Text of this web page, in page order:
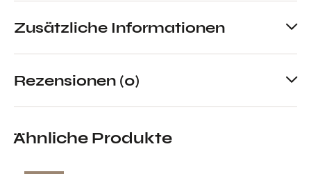
Zusätzliche Informationen
Rezensionen (0)
Ähnliche Produkte